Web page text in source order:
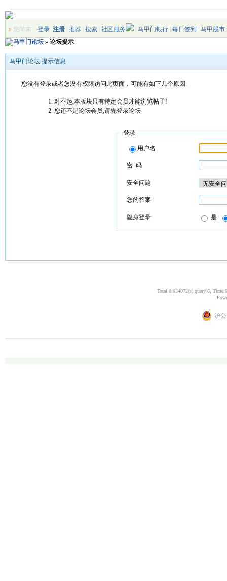
»您尚未 登录 注册| 推荐| 搜索| 社区服务 | 马甲门银行| 每日签到 马甲股市
马甲门论坛» 论坛提示
马甲门论坛 提示信息
您没有登录或者您没有权限访问此页面，可能有如下几个原因:
对不起,本版块只有特定会员才能浏览帖子!
您还不是论坛会员,请先登录论坛
登录
用户名
密 码
安全问题
您的答案
隐身登录 是
Total 0.034072(s) query 6,
沪公